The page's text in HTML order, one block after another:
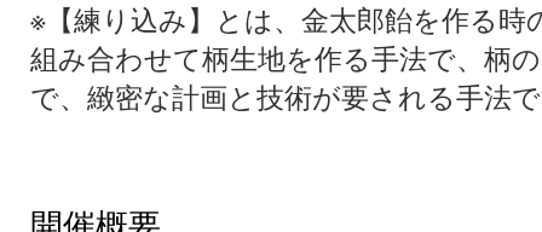
※【練り込み】とは、金太郎飴を作る
組み合わせて柄生地を作る手法で、柄
で、緻密な計画と技術が要される手法